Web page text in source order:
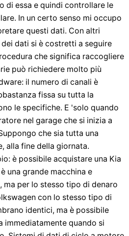
di essa e quindi controllare le
In un certo senso mi occupo
questi dati. Con altri
dati si è costretti a seguire
che significa raccogliere
può richiedere molto più
il numero di canali è
fissa su tutta la
le specifiche. E 'solo quando
nel garage che si inizia a
che sia tutta una
alla fine della giornata.
è possibile acquistare una Kia
una grande macchina e
per lo stesso tipo di denaro
con lo stesso tipo di
identici, ma è possibile
immediatamente quando si